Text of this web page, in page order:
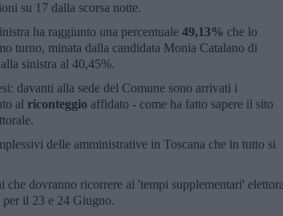
su 17 dalla scorsa notte.
ha raggiunto una percentuale 49,13% che lo
turno, minata dalla candidata Monia Catalano di
sinistra al 40,45%.
davanti alla sede del Comune sono arrivati i
al riconteggio affidato - come ha fatto sapere il sito
delle amministrative in Toscana che in tutto si
che dovranno ricorrere ai 'tempi supplementari'
per il 23 e 24 Giugno.